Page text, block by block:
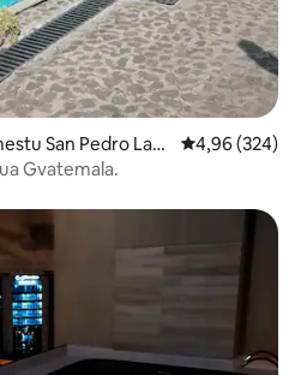
San Pedro Las
Povprečna
4,96 (324)
Gvatemala.